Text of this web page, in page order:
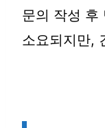
문의 작성 후
소요되지만,